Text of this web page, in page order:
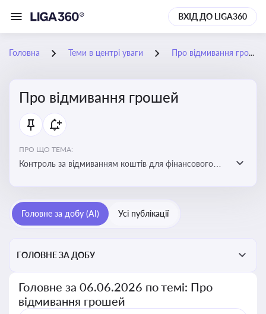
ВХІД ДО LIGA360
Головна Теми в центрі уваги Про відмивання грошей
Про відмивання грошей
ПРО ЩО ТЕМА:
Контроль за відмиванням коштів для фінансового
сплати податків. Вбудовування AML у договори та
Головне за добу (AI) Усі публікації
ГОЛОВНЕ ЗА ДОБУ
Головне за 06.06.2026 по темі: Про
відмивання грошей